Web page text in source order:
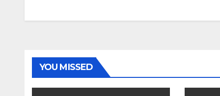
YOU MISSED